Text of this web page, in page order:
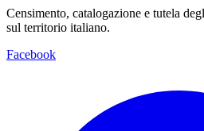
Censimento, catalogazione e tutela
sul territorio italiano.
Facebook